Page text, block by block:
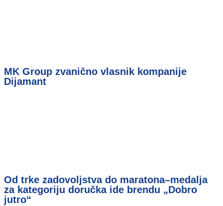
MK Group zvanično vlasnik kompanije
Dijamant
Od trke zadovoljstva do maratona–medalja
za kategoriju doručka ide brendu „Dobro
jutro“